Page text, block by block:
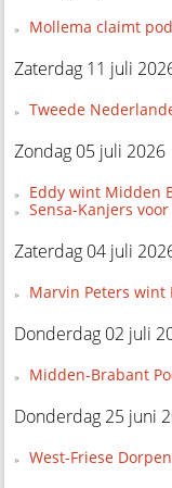
Mollema claimt
Zaterdag 11 juli
Tweede
Zondag 05 juli 2026
Eddy wint Midden
Sensa-Kanjers
Zaterdag 04 juli
Marvin Peters wint
Donderdag 02 juli
Midden-Brabant
Donderdag 25 juni
West-Friese